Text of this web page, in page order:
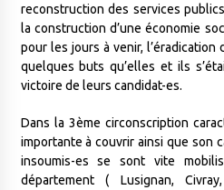
reconstruction des services
la construction d’une économie
pour les jours à venir,
quelques buts qu’elles et ils
victoire de leurs candidat-es.
Dans la 3ème circonscription
importante à couvrir ainsi que son
insoumis-es se sont vite
département ( Lusignan,